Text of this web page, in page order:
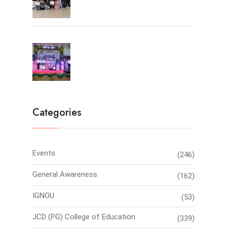
Categories
Events (246)
General Awareness (162)
IGNOU (53)
JCD (PG) College of Education (339)